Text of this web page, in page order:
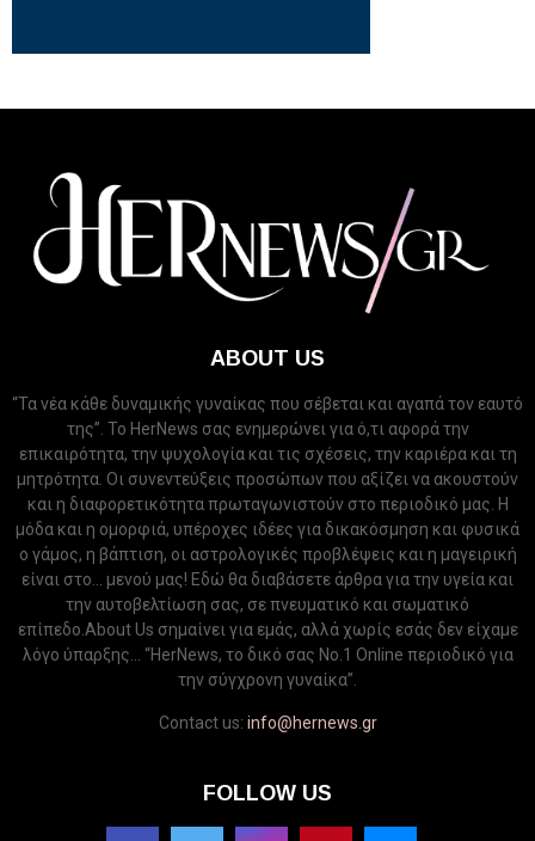
ABOUT US
“Τα νέα κάθε δυναμικής γυναίκας που σέβεται και αγαπά τον εαυτό
της”. Το HerNews σας ενημερώνει για ό,τι αφορά την
επικαιρότητα, την ψυχολογία και τις σχέσεις, την καριέρα και τη
μητρότητα. Οι συνεντεύξεις προσώπων που αξίζει να ακουστούν
και η διαφορετικότητα πρωταγωνιστούν στο περιοδικό μας. Η
μόδα και η ομορφιά, υπέροχες ιδέες για δικακόσμηση και φυσικά
ο γάμος, η βάπτιση, οι αστρολογικές προβλέψεις και η μαγειρική
είναι στο... μενού μας! Εδώ θα διαβάσετε άρθρα για την υγεία και
την αυτοβελτίωση σας, σε πνευματικό και σωματικό
επίπεδο.About Us σημαίνει για εμάς, αλλά χωρίς εσάς δεν είχαμε
λόγο ύπαρξης... “HerNews, το δικό σας Νo.1 Online περιοδικό για
την σύγχρονη γυναίκα”.
Contact us: info@hernews.gr
FOLLOW US